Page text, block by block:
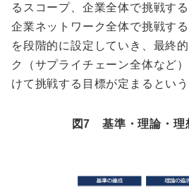
るスコープ、企業全体で挑戦す
企業ネットワーク全体で挑戦す
を段階的に設定していき、最終
ク（サプライチェーン全体など
けて挑戦する目標が定まるという
図7 基準・理論・理